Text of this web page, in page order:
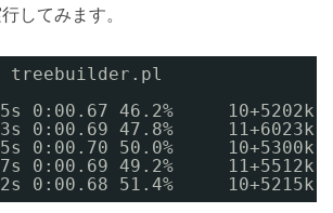
してみます。
treebuilder.pl
0:00.67 46.2%     10+5202k
0:00.69 47.8%     11+6023k
0:00.70 50.0%     10+5300k
0:00.69 49.2%     11+5512k
0:00.68 51.4%     10+5215k